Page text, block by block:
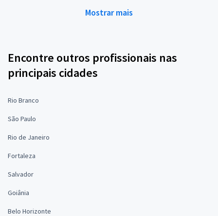
Mostrar mais
Encontre outros profissionais nas
principais cidades
Rio Branco
São Paulo
Rio de Janeiro
Fortaleza
Salvador
Goiânia
Belo Horizonte